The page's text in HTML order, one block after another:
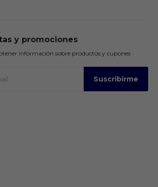
y promociones
información sobre productos y cupones
Suscribirme